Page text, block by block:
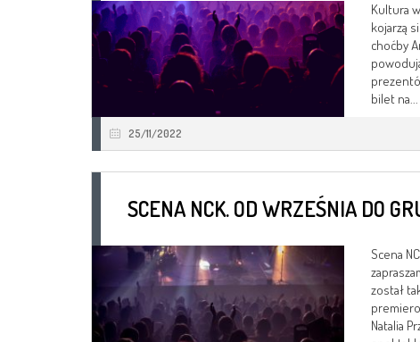
Kultura
kojarzą
choćby
bilet na...
25/11/2022
SCENA NCK. OD WRZEŚNIA DO
Scena
został
Natalia